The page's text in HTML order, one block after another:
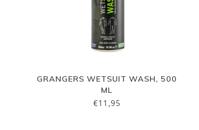
GRANGERS WETSUIT WASH, 500
ML
€11,95